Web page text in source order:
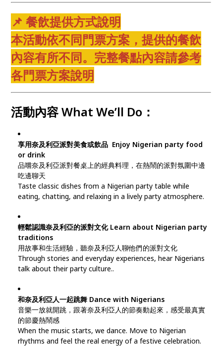
📌 餐飲提供方式說明
本活動依不同門票方案，提供的餐飲
內容有所不同。完整餐點內容請參考
各門票方案說明
活動內容 What We’ll Do：
享用奈及利亞派對美食或飲品 Enjoy Nigerian party food
or drink
品嚐奈及利亞派對餐桌上的經典料理，在熱鬧的派對氛圍中邊
吃邊聊天
Taste classic dishes from a Nigerian party table while
eating, chatting, and relaxing in a lively party atmosphere.
輕鬆認識奈及利亞的派對文化 Learn about Nigerian party
traditions
用故事和生活經驗，聽奈及利亞人聊他們的派對文化
Through stories and everyday experiences, hear Nigerians
talk about their party culture..
和奈及利亞人一起跳舞 Dance with Nigerians
音樂一放就開跳，跟著奈及利亞人的節奏動起來，感受最真實
的節慶熱鬧感
When the music starts, we dance. Move to Nigerian
rhythms and feel the real energy of a festive celebration.